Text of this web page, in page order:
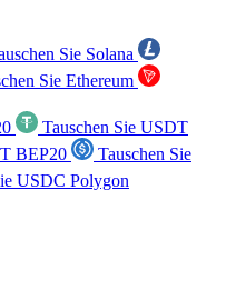
Sie Solana
Sie Ethereum
Tauschen Sie USDT
BEP20
Tauschen Sie
USDC Polygon